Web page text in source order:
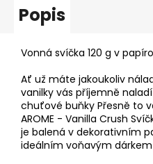
Popis
Vonná svíčka 120 g v
Ať už máte jakoukoliv
vanilky vás příjemně
chuťové buňky Přesně to
AROME - Vanilla Crush
je balená v dekorativním
ideálním voňavým dárkem